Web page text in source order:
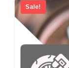
Sale!